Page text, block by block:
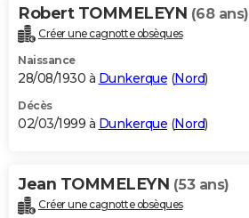
Robert TOMMELEYN (68 ans)
Créer une cagnotte obsèques
Naissance
28/08/1930 à Dunkerque (Nord)
Décès
02/03/1999 à Dunkerque (Nord)
Jean TOMMELEYN (53 ans)
Créer une cagnotte obsèques